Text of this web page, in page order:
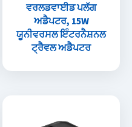
ਵਰਲਡਵਾਈਡ ਪਲੱਗ
ਅਡੈਪਟਰ, 15W
ਯੂਨੀਵਰਸਲ ਇੰਟਰਨੈਸ਼ਨਲ
ਟ੍ਰੈਵਲ ਅਡੈਪਟਰ